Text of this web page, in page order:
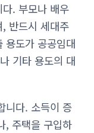
. 부모나 배우
반드시 세대주
용도가 공공임대
기타 용도의 대
니다. 소득이 증
, 주택을 구입하